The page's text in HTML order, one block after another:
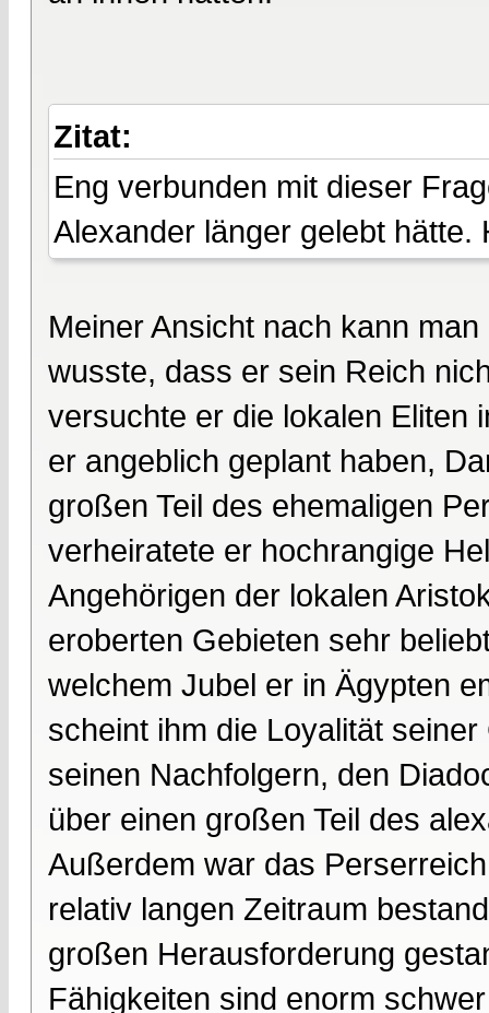
Zitat:
Eng verbunden mit dieser
Alexander länger gelebt
Meiner Ansicht nach kann
wusste, dass er sein Reich
versuchte er die lokalen Eliten
er angeblich geplant haben,
großen Teil des ehemaligen
verheiratete er hochrangige
Angehörigen der lokalen
eroberten Gebieten sehr
welchem Jubel er in Ägypten
scheint ihm die Loyalität
seinen Nachfolgern, den
über einen großen Teil des
Außerdem war das
relativ langen Zeitraum
großen Herausforderung
Fähigkeiten sind enorm